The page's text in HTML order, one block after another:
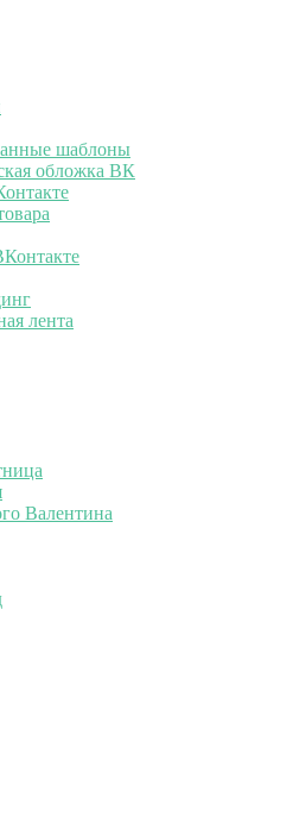
шаблоны
обложка ВК
лента
Валентина